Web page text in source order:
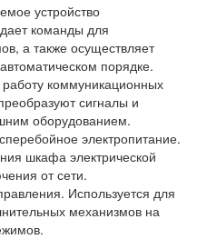
устройство
команды для
а также осуществляет
порядке.
коммуникационных
сигналы и
оборудованием.
электропитание.
шкафа электрической
от сети.
Используется для
механизмов на